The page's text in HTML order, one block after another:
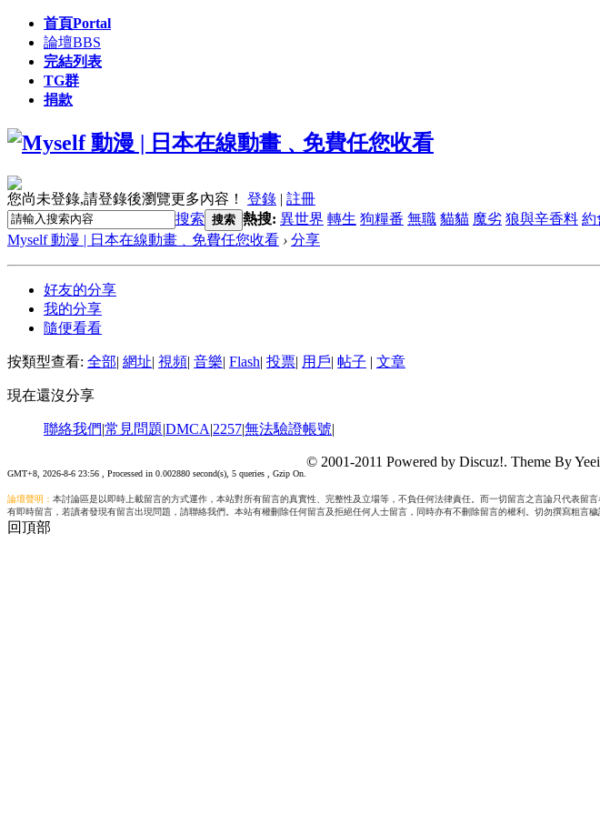
首頁Portal
論壇BBS
完結列表
TG群
捐款
您尚未登錄,請登錄後瀏覽更多內容！ 登錄 | 註冊
搜索 搜索 熱搜: 異世界 轉生 狗糧番 無職 貓貓 魔劣 狼與辛香料 約
Myself 動漫 | 日本在線動畫﹑免費任您收看 › 分享
好友的分享
我的分享
隨便看看
按類型查看: 全部| 網址| 視頻| 音樂| Flash| 投票| 用戶| 帖子 | 文章
現在還沒分享
聯絡我們|常見問題|DMCA|2257|無法驗證帳號|
GMT+8, 2026-8-6 23:56 , Processed in 0.002880 second(s), 5 queries , Gzip On.
© 2001-2011 Powered by Discuz!. Theme By
論壇聲明： 本討論區是以即時上載留言的方式運作，本站對所有留言的真實性、完整性及立場等，不負任何法律責任。而一切留言之言論只代表
有即時留言，若讀者發現有留言出現問題，請聯絡我們。本站有權刪除任何留言及拒絕任何人士留言，同時亦有不刪除留言的權利。切勿撰寫粗言
回頂部